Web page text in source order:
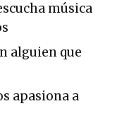
música
alguien que
apasiona a